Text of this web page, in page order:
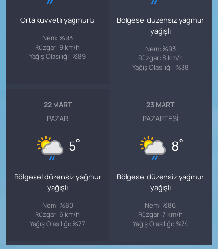
Orta kuvvetli yağmurlu
Nem: %93
Rüzgar: 9 km/h
Yağış Olasılığı: %89
Bölgesel düzensiz yağmur
yağışlı
Nem: %93
Rüzgar: 8 km/h
Yağış Olasılığı: %88
22 MART
PAZAR
5°
Bölgesel düzensiz yağmur
yağışlı
Nem: %80
Rüzgar: 6 km/h
Yağış Olasılığı: %77
23 MART
PAZARTESI
8°
Bölgesel düzensiz yağmur
yağışlı
Nem: %86
Rüzgar: 7 km/h
Yağış Olasılığı: %74